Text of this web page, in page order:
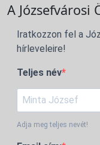
A Józsefvárosi
Iratkozzon fel a
hírleveleire!
Teljes név
Adja meg teljes nevét!